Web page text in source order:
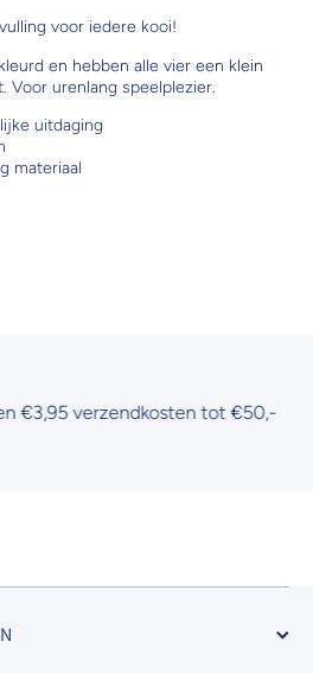
voor iedere kooi!
en hebben alle vier een klein
Voor urenlang speelplezier.
uitdaging
materiaal
verzendkosten tot €50,-